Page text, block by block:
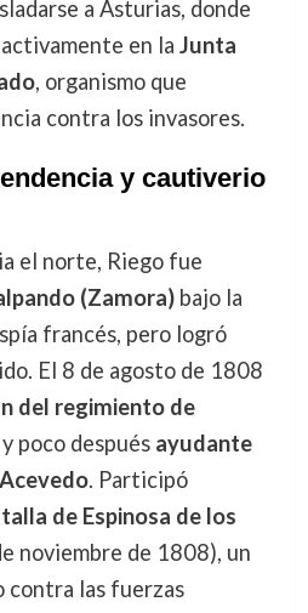
a Asturias, donde
en la Junta
, organismo que
contra los invasores.
y cautiverio
el norte, Riego fue
(Zamora)bajo la
francés, pero logró
El 8 de agosto de 1808
del regimiento de
poco después ayudante
. Participó
de Espinosa de los
noviembre de 1808), un
las fuerzas